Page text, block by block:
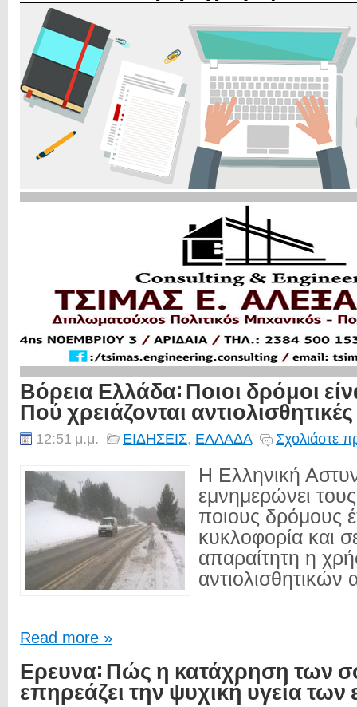
Βόρεια Ελλάδα: Ποιοι δρόμοι
Πού χρειάζονται
12:51 μ.μ. ΕΙΔΗΣΕΙΣ, ΕΛΛΑΔΑ Σχολιάστε
H Ελληνική
εμνημερώνει
ποιους δρόμους
κυκλοφορία και
απαραίτητη η
αντιολισθητικών
Read more »
Ερευνα: Πώς η κατάχρηση των
επηρεάζει την ψυχική υγεία